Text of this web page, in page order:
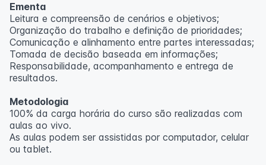
Ementa
Leitura e compreensão de cenários e objetivos;
Organização do trabalho e definição de prioridades;
Comunicação e alinhamento entre partes interessadas;
Tomada de decisão baseada em informações;
Responsabilidade, acompanhamento e entrega de
resultados.
Metodologia
100% da carga horária do curso são realizadas com
aulas ao vivo.
As aulas podem ser assistidas por computador, celular
ou tablet.